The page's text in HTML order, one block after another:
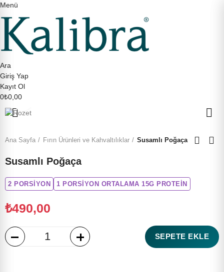
Menü
Ara
Giriş Yap
Kayıt Ol
0₺0,00
Ana Sayfa Fırın Ürünleri ve Kahvaltılıklar Susamlı Poğaça
Susamlı Poğaça
2 PORSIYON 1 PORSIYON ORTALAMA 15G PROTEİN
₺490,00
SEPETE EKLE